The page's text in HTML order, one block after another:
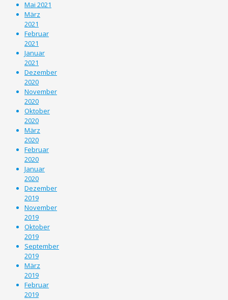
Mai 2021
März
2021
Februar
2021
Januar
2021
Dezember
2020
November
2020
Oktober
2020
März
2020
Februar
2020
Januar
2020
Dezember
2019
November
2019
Oktober
2019
September
2019
März
2019
Februar
2019